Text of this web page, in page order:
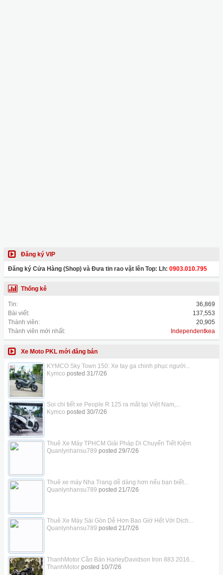
Đăng ký VIP
Đăng ký Cửa Hàng (Shop) và Đưa tin rao vặt lên Top: Lh: 0903.010.795
Thống kê
Tin:
36,869
Bài viết:
137,553
Thành viên:
20,905
Thành viên mới nhất:
Independentkea
Xe Moto PKL mới đăng bán
KYMCO Sky Town 150: Xe tay ga chinh phục người...
Kymco posted 31/7/26
Soi chi tiết xe People R 125 ra mắt tại Việt Nam,...
Kymco posted 30/7/26
Thuê Xe Máy TPHCM Giải Pháp Di Chuyển Tiết Kiệm
Quanlynhansu789 posted 29/7/26
Thuê xe máy Nha Trang dễ dàng hơn nếu bạn biết...
Quanlynhansu789 posted 21/7/26
Thuê Xe Máy Sài Gòn Dễ Hơn Bao Giờ Hết Với Dịch...
Quanlynhansu789 posted 21/7/26
ThanhMotor Cần Bán HarleyDavidson Iron 883 2016...
ThanhMotorposted 10/7/26